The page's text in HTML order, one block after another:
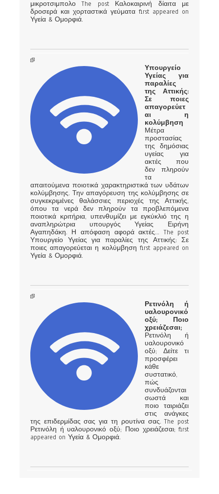
μικροτσιμπολο The post Καλοκαιρινή δίαιτα με
δροσερά και χορταστικά γεύματα first appeared on
Υγεία & Ομορφιά.
Υπουργείο
Υγείας για
παραλίες
της Αττικής:
Σε ποιες
απαγορεύετ
αι η
κολύμβηση
Μέτρα
προστασίας
της δημόσιας
υγείας για
ακτές που
δεν πληρούν
τα
απαιτούμενα ποιοτικά χαρακτηριστικά των υδάτων
κολύμβησης. Την απαγόρευση της κολύμβησης σε
συγκεκριμένες θαλάσσιες περιοχές της Αττικής,
όπου τα νερά δεν πληρούν τα προβλεπόμενα
ποιοτικά κριτήρια, υπενθυμίζει με εγκύκλιό της η
αναπληρώτρια υπουργός Υγείας Ειρήνη
Αγαπηδάκη. Η απόφαση αφορά ακτές... The post
Υπουργείο Υγείας για παραλίες της Αττικής: Σε
ποιες απαγορεύεται η κολύμβηση first appeared on
Υγεία & Ομορφιά.
Ρετινόλη ή
υαλουρονικό
οξύ; Ποιο
χρειάζεσαι;
Ρετινόλη ή
υαλουρονικό
οξύ; Δείτε τι
προσφέρει
κάθε
συστατικό,
πώς
συνδυάζονται
σωστά και
ποιο ταιριάζει
στις ανάγκες
της επιδερμίδας σας για τη ρουτίνα σας. The post
Ρετινόλη ή υαλουρονικό οξύ; Ποιο χρειάζεσαι; first
appeared on Υγεία & Ομορφιά.